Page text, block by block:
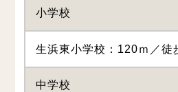
小学校
生浜東小学校：120ｍ／徒
中学校